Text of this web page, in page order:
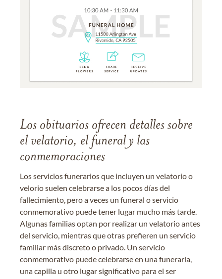
Los obituarios ofrecen detalles sobre
el velatorio, el funeral y las
conmemoraciones
Los servicios funerarios que incluyen un velatorio o
velorio suelen celebrarse a los pocos días del
fallecimiento, pero a veces un funeral o servicio
conmemorativo puede tener lugar mucho más tarde.
Algunas familias optan por realizar un velatorio antes
del servicio, mientras que otras prefieren un servicio
familiar más discreto o privado. Un servicio
conmemorativo puede celebrarse en una funeraria,
una capilla u otro lugar significativo para el ser